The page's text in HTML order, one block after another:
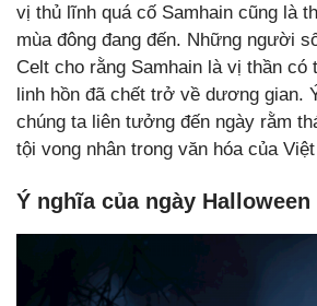
vị thủ lĩnh quá cố Samhain cũng là
mùa đông đang đến. Những người
Celt cho rằng Samhain là vị thần
linh hồn đã chết trở về dương gian.
chúng ta liên tưởng đến ngày rằm
tội vong nhân trong văn hóa của
Ý nghĩa của ngày Halloween